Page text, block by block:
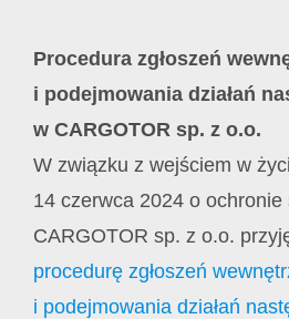
Procedura zgłoszeń
i podejmowania działań
w CARGOTOR sp. z o.o.
W związku z wejściem w
14 czerwca 2024 o ochronie
CARGOTOR sp. z o.o.
procedurę zgłoszeń
i podejmowania działań